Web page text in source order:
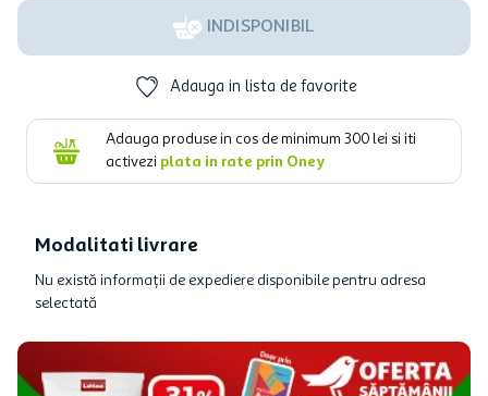
INDISPONIBIL
Adauga in lista de favorite
Adauga produse in cos de minimum 300 lei si iti
activezi plata in rate prin Oney
Modalitati livrare
Nu există informații de expediere disponibile pentru adresa
selectată